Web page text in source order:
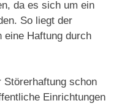
da es sich um ein
So liegt der
eine Haftung durch
Störerhaftung schon
Einrichtungen